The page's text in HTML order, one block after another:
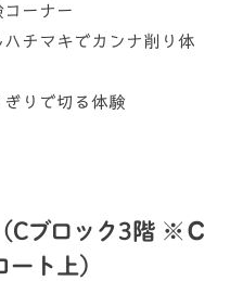
ーナー
チマキでカンナ削り体
りで切る体験
Cブロック3階 ※ Ｃ
ト上）